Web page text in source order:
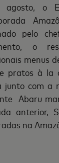
o
pelo
o
menus
pratos à la
junto com a
Abaru
anterior,
na